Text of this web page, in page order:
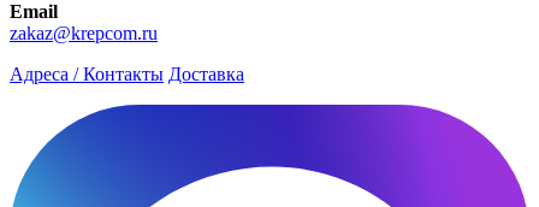
Email
zakaz@krepcom.ru
Адреса / Контакты Доставка